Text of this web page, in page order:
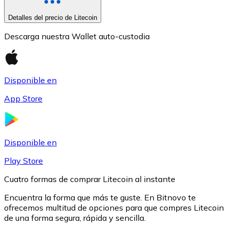
Litecoin
LTC
Detalles del precio de Litecoin
Descarga nuestra Wallet auto-custodia
Disponible en
App Store
Disponible en
Play Store
Cuatro formas de comprar Litecoin al instante
Encuentra la forma que más te guste. En Bitnovo te
ofrecemos multitud de opciones para que compres Litecoin
de una forma segura, rápida y sencilla.